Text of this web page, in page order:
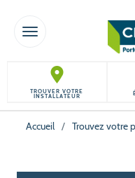
TOGGLE
TROUVER VOTRE
INSTALLATEUR
Accueil / Trouvez votre